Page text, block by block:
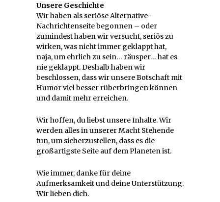
Unsere Geschichte
Wir haben als seriöse Alternative-
Nachrichtenseite begonnen – oder
zumindest haben wir versucht, seriös zu
wirken, was nicht immer geklappt hat,
naja, um ehrlich zu sein… räusper… hat es
nie geklappt. Deshalb haben wir
beschlossen, dass wir unsere Botschaft mit
Humor viel besser rüberbringen können
und damit mehr erreichen.
Wir hoffen, du liebst unsere Inhalte. Wir
werden alles in unserer Macht Stehende
tun, um sicherzustellen, dass es die
großartigste Seite auf dem Planeten ist.
Wie immer, danke für deine
Aufmerksamkeit und deine Unterstützung.
Wir lieben dich.